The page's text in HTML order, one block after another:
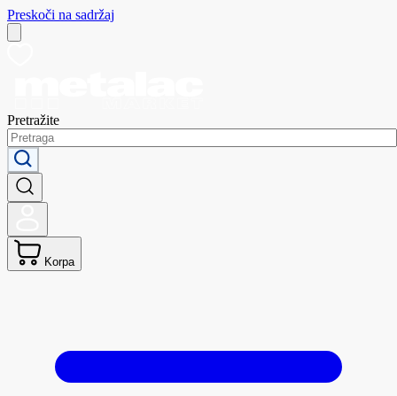
Preskoči na sadržaj
Pretražite
Korpa